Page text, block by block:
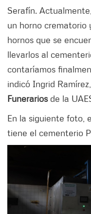
Serafín.
un horno crematorio
hornos que se
llevarlos al
contaríamos
indicó Ingrid
Funerariosde la
En la siguiente foto,
tiene el cementerio